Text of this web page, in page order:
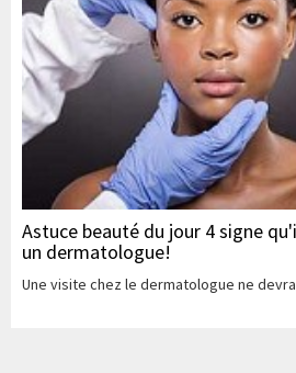
Astuce beauté du jour 4 signe
un dermatologue!
Une visite chez le dermatologue ne